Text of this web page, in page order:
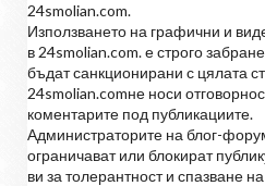
24smolian.com.
Използването на графични и
в 24smolian.com. е строго
бъдат санкционирани с цялата
24smolian.comне носи
коментарите под публикациите.
Администраторите на блог-
ограничават или блокират
ви за толерантност и спазване